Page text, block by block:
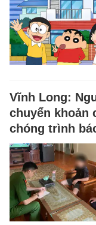
Vĩnh Long:
chuyển khoản
chóng trình